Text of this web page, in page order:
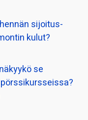
sijoitus­
kulut?
se